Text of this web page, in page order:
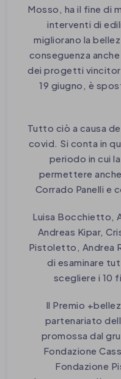
Mosso, ha il fine di
interventi di
migliorano la
conseguenza
dei progetti
19 giugno, è
Tutto ciò a causa
covid. Si conta in
periodo in cui
permettere
Corrado Panelli e
Luisa Bocchietto,
Andreas Kipar,
Pistoletto, Andrea
di esaminare
scegliere i 10
Il Premio
partenariato
promossa dal
Fondazione
Fondazione